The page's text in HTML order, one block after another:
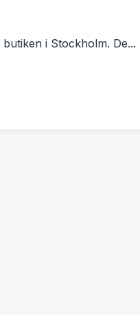
i Stockholm. De...